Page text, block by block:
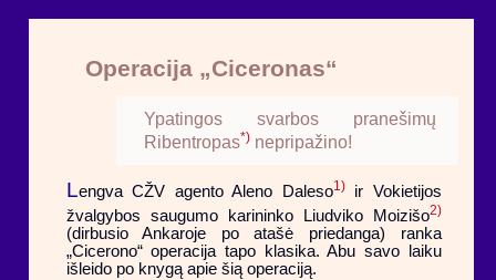
Operacija „Ciceronas“
Ypatingos svarbos pranešimų
Ribentropas*)nepripažino!
Lengva CŽV agento Aleno Daleso1)ir Vokietijos
žvalgybos saugumo karininko Liudviko Moizišo2)
(dirbusio Ankaroje po atašė priedanga) ranka
„Cicerono“ operacija tapo klasika. Abu savo laiku
išleido po knygą apie šią operaciją.